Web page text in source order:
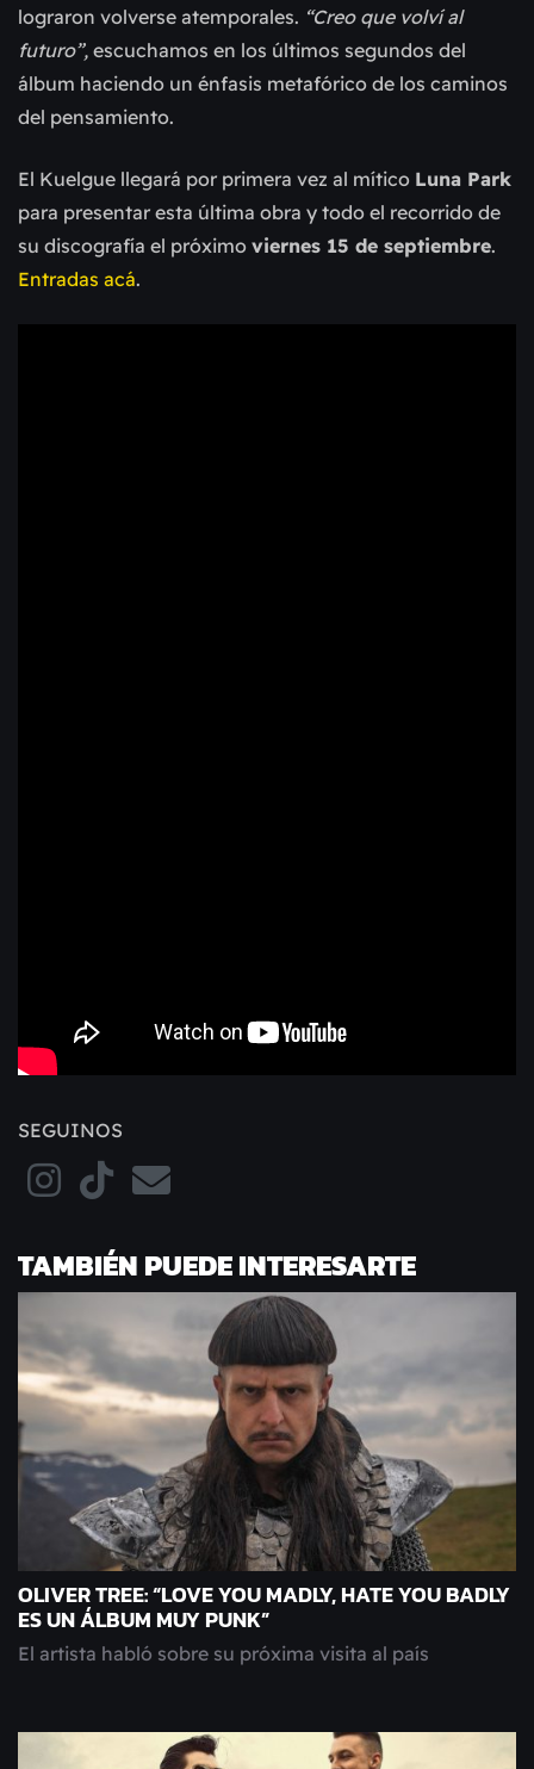
lograron volverse atemporales. “Creo que volví al
futuro”, escuchamos en los últimos segundos del
álbum haciendo un énfasis metafórico de los caminos
del pensamiento.
El Kuelgue llegará por primera vez al mítico Luna Park
para presentar esta última obra y todo el recorrido de
su discografía el próximo viernes 15 de septiembre.
Entradas acá.
SEGUINOS
TAMBIÉN PUEDE INTERESARTE
OLIVER TREE: “LOVE YOU MADLY, HATE YOU BADLY
ES UN ÁLBUM MUY PUNK”
El artista habló sobre su próxima visita al país